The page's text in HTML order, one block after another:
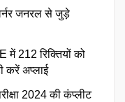
जनरल से जुड़े
212 रिक्तियों को
करें अप्लाई
2024 की कंप्लीट